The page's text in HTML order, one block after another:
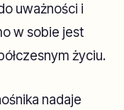
uważności i
w sobie jest
życiu.
nadaje